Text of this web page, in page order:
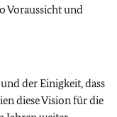
Voraussicht und
der Einigkeit, dass
diese Vision für die